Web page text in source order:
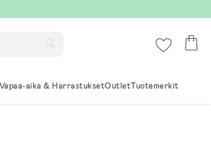
Vapaa-aika & HarrastuksetOutletTuotemerkit